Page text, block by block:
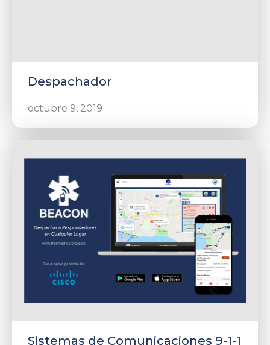
Despachador
octubre 9, 2019
Sistemas de Comunicaciones 9-1-1